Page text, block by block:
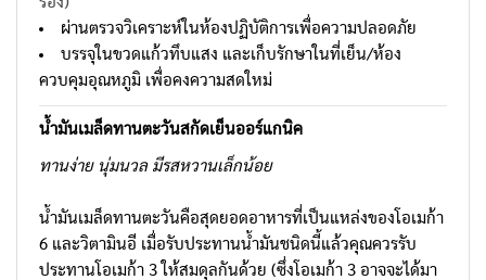
ผ่านตรวจวิเคราะห์ในห้องปฏิบัติการเพื่อความปลอดภัย
บรรจุในขวดแก้วทึบแสง และเก็บรักษาในที่เย็น/ห้อง
ควบคุมอุณหภูมิ เพื่อคงความสดใหม่
น้ำมันเมล็ดทานตะวันสกัดเย็นออร์แกนิค
ทานง่าย นุ่มนวล มีรสหวานเล็กน้อย
น้ำมันเมล็ดทานตะวันคือสุดยอดอาหารที่เป็นแหล่งของโอเมก้า
6 และวิตามินอี เมื่อรับประทานน้ำมันชนิดนี้แล้วคุณควรรับ
ประทานโอเมก้า 3 ให้สมดุลกันด้วย (ซึ่งโอเมก้า 3 อาจจะได้มา